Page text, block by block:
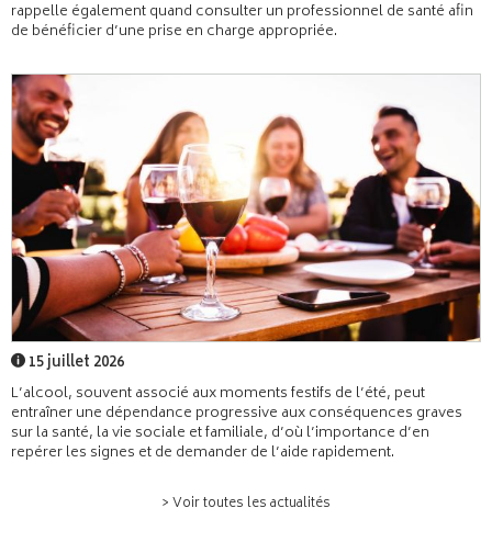
rappelle également quand consulter un professionnel de santé afin
de bénéficier d’une prise en charge appropriée.
15 juillet 2026
L’alcool, souvent associé aux moments festifs de l’été, peut
entraîner une dépendance progressive aux conséquences graves
sur la santé, la vie sociale et familiale, d’où l’importance d’en
repérer les signes et de demander de l’aide rapidement.
> Voir toutes les actualités